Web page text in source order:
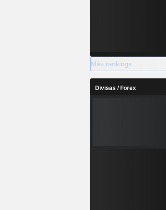
Más rankings
Divisas / Forex